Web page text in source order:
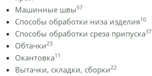
Машинные швы57
Способы обработки низа изделия10
Способы обработки среза припуска37
Обтачки23
Окантовка11
Вытачки, складки, сборки22